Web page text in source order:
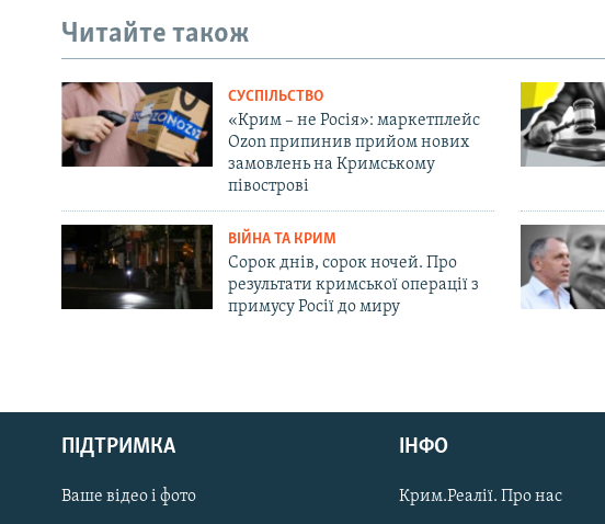
Русский
Qırımtatar
ДОЛУЧАЙСЯ!
Читайте також
СУСПІЛЬСТВО
«Крим – не Росія»: маркетплейс
Ozon припинив прийом нових
замовлень на Кримському
півострові
ВІЙНА ТА КРИМ
Сорок днів, сорок ночей. Про
результати кримської операції з
примусу Росії до миру
ПІДТРИМКА
Ваше відео і фото
ІНФО
Крим.Реалії. Про нас